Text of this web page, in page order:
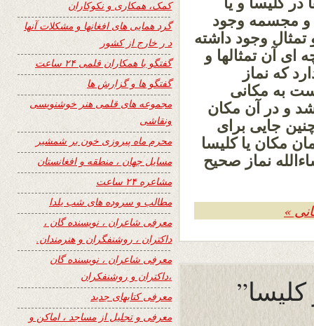
و مجسمه وجود
تمثال وجود داشته
ای آن تمثالها و
که نماز
به مکانی
و در آن مکان
جایی برای
مکان یا کلیسا
نماز صحیح
»
کمک، همکاری و نکوکاران
گرد همایی های افغانها و مشکلات آنها
د ر خارج از کشور
گفتگو با همکاران قلمی ۲۴ ساعت
گفتگو ها و گزارش ها
مجموعه های قلمی هنر خوشنویسی
ونقاشی
محرم ماه پیروزی خون بر شمشیر
مسایل جهان ، منطقه و افغانستان
مشاعره ۲۴ ساعت
مطالب و سروده های شب یلدا
معرفی شاعران ، نویسنده گان ،
داکتران ، روشنفگران و هنرمندان.
معرفی شاعران ، نویسنده گان
،داکتران و روشنفکران
معرفی کتابهای جدید
معرفی و تجلیل از مساجد ، اماکن و